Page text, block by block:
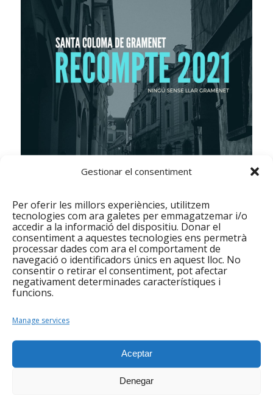
Gestionar el consentiment
Per oferir les millors experiències, utilitzem
tecnologies com ara galetes per emmagatzemar i/o
accedir a la informació del dispositiu. Donar el
consentiment a aquestes tecnologies ens permetrà
processar dades com ara el comportament de
navegació o identificadors únics en aquest lloc. No
consentir o retirar el consentiment, pot afectar
negativament determinades característiques i
funcions.
Manage services
Aceptar
Denegar
Com hi puc col·laborar?
Per poder realitzar correctament el recompte cal
una bona organització però també moltes
carrers possible. Per això l’entitat Ningú Sense
número de voluntaris i voluntàries possible.
inscriure’s cal enviar correu amb el vostre nom i
telèfon de contacte a